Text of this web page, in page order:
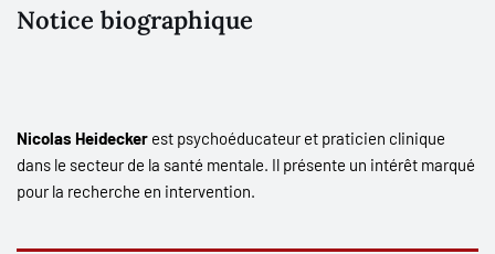
Notice biographique
Nicolas Heidecker est psychoéducateur et praticien clinique
dans le secteur de la santé mentale. Il présente un intérêt marqué
pour la recherche en intervention.